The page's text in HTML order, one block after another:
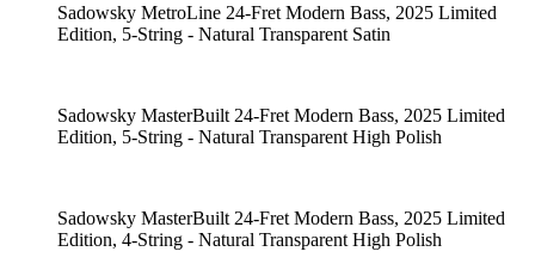
Sadowsky MetroLine 24-Fret Modern Bass, 2025 Limited
Edition, 5-String - Natural Transparent Satin
Sadowsky MasterBuilt 24-Fret Modern Bass, 2025 Limited
Edition, 5-String - Natural Transparent High Polish
Sadowsky MasterBuilt 24-Fret Modern Bass, 2025 Limited
Edition, 4-String - Natural Transparent High Polish